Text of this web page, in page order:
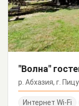
"Волна"
р. Абхазия, г.
Интернет Wi-Fi